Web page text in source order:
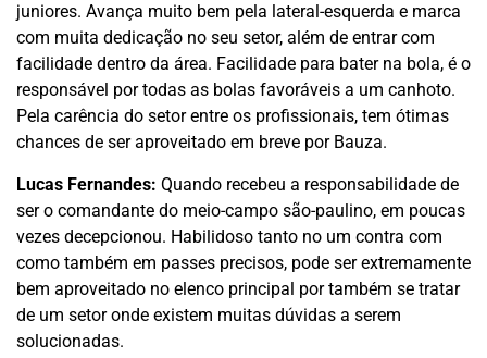
juniores. Avança muito bem pela lateral-esquerda e marca
com muita dedicação no seu setor, além de entrar com
facilidade dentro da área. Facilidade para bater na bola, é o
responsável por todas as bolas favoráveis a um canhoto.
Pela carência do setor entre os profissionais, tem ótimas
chances de ser aproveitado em breve por Bauza.
Lucas Fernandes: Quando recebeu a responsabilidade de
ser o comandante do meio-campo são-paulino, em poucas
vezes decepcionou. Habilidoso tanto no um contra com
como também em passes precisos, pode ser extremamente
bem aproveitado no elenco principal por também se tratar
de um setor onde existem muitas dúvidas a serem
solucionadas.